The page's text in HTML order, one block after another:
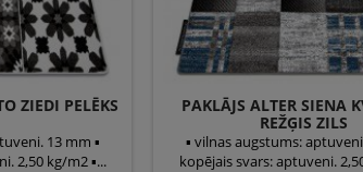
ZIEDI PELĒKS
13 mm ▪
2,50 kg/m2 ▪...
PAKLĀJS ALTER SIENA
REŽĢIS ZILS
▪ vilnas augstums:
kopējais svars: aptuveni.